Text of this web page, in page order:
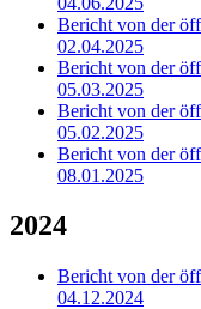
Bericht von der
02.04.2025
Bericht von der
05.03.2025
Bericht von der
05.02.2025
Bericht von der
08.01.2025
2024
Bericht von der
04.12.2024